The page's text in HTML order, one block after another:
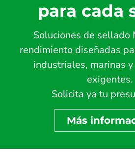
para cada
Soluciones de sellado
rendimiento diseñadas
industriales, marinas
exigentes.
Solicita ya tu
Más